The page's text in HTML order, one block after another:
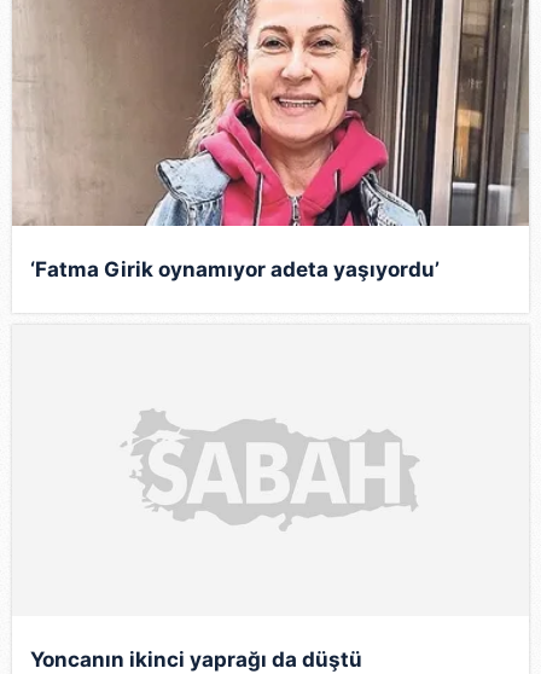
‘Fatma Girik oynamıyor adeta yaşıyordu’
Yoncanın ikinci yaprağı da düştü